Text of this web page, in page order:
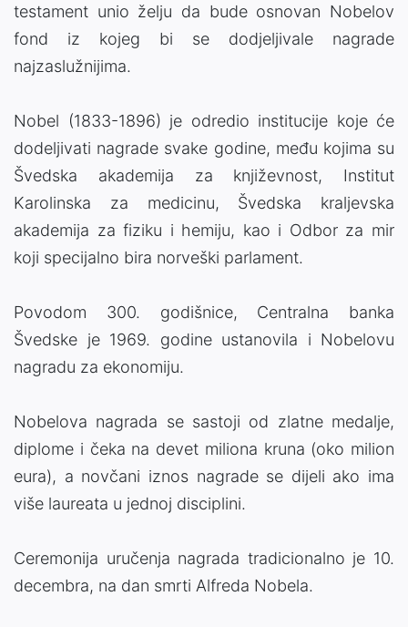
testament unio želju da bude osnovan Nobelov
fond iz kojeg bi se dodjeljivale nagrade
najzaslužnijima.
Nobel (1833-1896) je odredio institucije koje će
dodeljivati nagrade svake godine, među kojima su
Švedska akademija za književnost, Institut
Karolinska za medicinu, Švedska kraljevska
akademija za fiziku i hemiju, kao i Odbor za mir
koji specijalno bira norveški parlament.
Povodom 300. godišnice, Centralna banka
Švedske je 1969. godine ustanovila i Nobelovu
nagradu za ekonomiju.
Nobelova nagrada se sastoji od zlatne medalje,
diplome i čeka na devet miliona kruna (oko milion
eura), a novčani iznos nagrade se dijeli ako ima
više laureata u jednoj disciplini.
Ceremonija uručenja nagrada tradicionalno je 10.
decembra, na dan smrti Alfreda Nobela.